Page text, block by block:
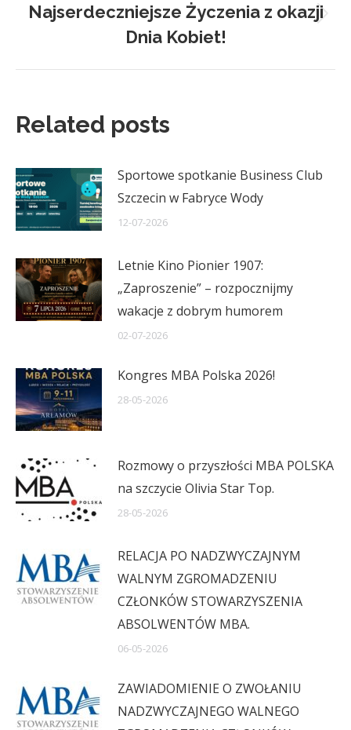
Next
post:
Najserdeczniejsze Życzenia z okazji
Dnia Kobiet!
Related posts
Sportowe spotkanie Business Club
Szczecin w Fabryce Wody
12-07-2026
Letnie Kino Pionier 1907:
„Zaproszenie” – rozpocznijmy
wakacje z dobrym humorem
02-07-2026
Kongres MBA Polska 2026!
28-05-2026
Rozmowy o przyszłości MBA POLSKA
na szczycie Olivia Star Top.
28-05-2026
RELACJA PO NADZWYCZAJNYM
WALNYM ZGROMADZENIU
CZŁONKÓW STOWARZYSZENIA
ABSOLWENTÓW MBA.
06-05-2026
ZAWIADOMIENIE O ZWOŁANIU
NADZWYCZAJNEGO WALNEGO